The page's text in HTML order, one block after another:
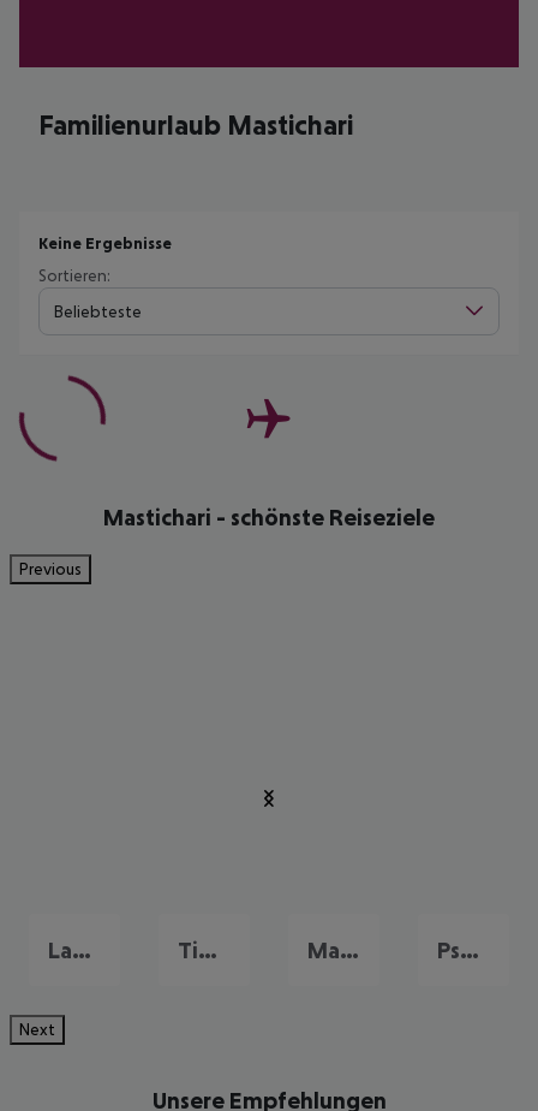
Familienurlaub Mastichari
Keine Ergebnisse
Sortieren:
Beliebteste
Mastichari - schönste Reiseziele
Previous
Lambi Tigaki Mamari Psalidi
Next
Unsere Empfehlungen